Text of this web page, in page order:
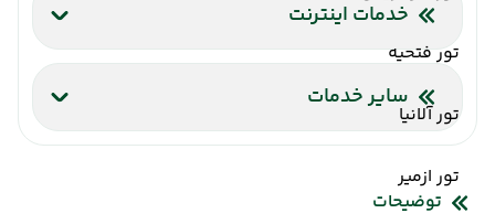
تور فتحیه
تور آلانیا
تور ازمیر
خدمات اینترنت
اینترنت بیسیم رایگان در لابی
سایر خدمات
شاتل فرودگاه
توضیحات